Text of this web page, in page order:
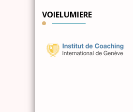
VOIELUMIERE